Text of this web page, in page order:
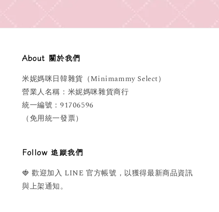
About 關於我們
米妮媽咪日韓雜貨（Minimammy Select）
營業人名稱：米妮媽咪雜貨商行
統一編號：91706596
（免用統一發票）
Follow 追蹤我們
🍓 歡迎加入 LINE 官方帳號，以獲得最新商品資訊
與上架通知。